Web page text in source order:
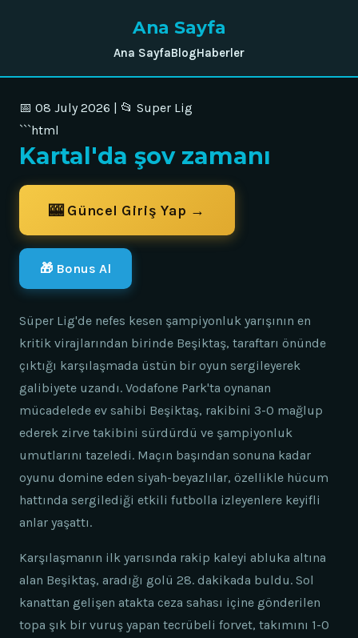
Ana Sayfa
Ana SayfaBlogHaberler
📅 08 July 2026 | 📂 Super Lig
```html
Kartal'da şov zamanı
🎰 Güncel Giriş Yap →
🎁 Bonus Al
Süper Lig'de nefes kesen şampiyonluk yarışının en
kritik virajlarından birinde Beşiktaş, taraftarı önünde
çıktığı karşılaşmada üstün bir oyun sergileyerek
galibiyete uzandı. Vodafone Park'ta oynanan
mücadelede ev sahibi Beşiktaş, rakibini 3-0 mağlup
ederek zirve takibini sürdürdü ve şampiyonluk
umutlarını tazeledi. Maçın başından sonuna kadar
oyunu domine eden siyah-beyazlılar, özellikle hücum
hattında sergilediği etkili futbolla izleyenlere keyifli
anlar yaşattı.
Karşılaşmanın ilk yarısında rakip kaleyi abluka altına
alan Beşiktaş, aradığı golü 28. dakikada buldu. Sol
kanattan gelişen atakta ceza sahası içine gönderilen
topa şık bir vuruş yapan tecrübeli forvet, takımını 1-0